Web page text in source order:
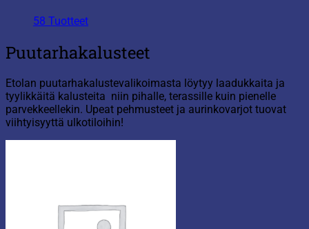
58 Tuotteet
Puutarhakalusteet
Etolan puutarhakalustevalikoimasta löytyy laadukkaita ja
tyylikkäitä kalusteita niin pihalle, terassille kuin pienelle
parvekkeellekin. Upeat pehmusteet ja aurinkovarjot tuovat
viihtyisyyttä ulkotiloihin!